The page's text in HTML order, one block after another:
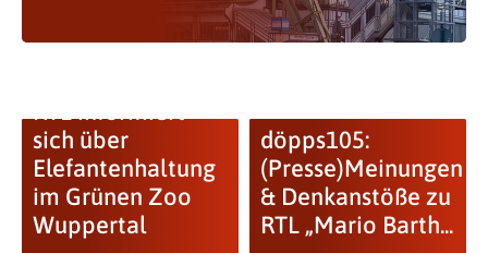
sich über
Elefantenhaltung
im Grünen Zoo
Wuppertal
döpps105:
(Presse)Meinungen
& Denkanstöße zu
RTL „Mario Barth...